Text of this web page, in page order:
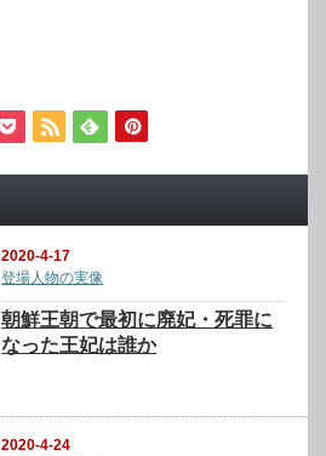
2020-4-17
登場人物の実像
朝鮮王朝で最初に廃妃・死罪に
なった王妃は誰か
2020-4-24